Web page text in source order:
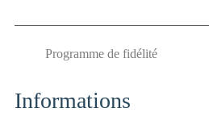
r
Programme de fidélité
Informations